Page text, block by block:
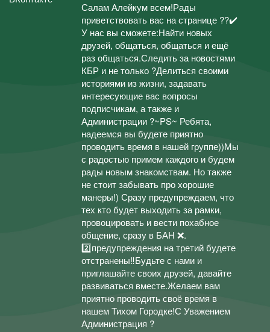
Салам Алейкум всем!Рады
приветствовать вас на странице ??✔️
У нас вы сможете:Найти новых
друзей, общаться, общаться и ещё
раз общаться.Следить за новостями
КБР и не только ?Делиться своими
историями из жизни, задавать
интересующие вас вопросы
подписчикам, а также и
Администрации ?~PS~ Ребята,
надеемся вы будете приятно
проводить время в нашей группе))Мы
с радостью примем каждого и будем
рады новым знакомствам. Но также
не стоит забывать про хорошие
манеры!) Сразу предупреждаем, что
тех кто будет выходить за рамки,
провоцировать и вести похабное
общение, сразу в БАН ❌.
2️⃣предупреждения на третий будете
отстранены‼️Будьте с нами и
приглашайте своих друзей, давайте
развиваться вместе.Желаем вам
приятно проводить своё время в
нашем Тихом Городке!С Уважением
Администрация ?